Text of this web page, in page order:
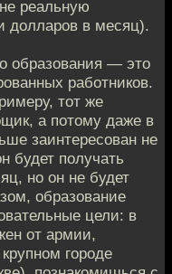
реальную
долларов в месяц).
образования — это
работников.
тот же
а потому даже в
заинтересован не
будет получать
но он не будет
образование
цели: в
от армии,
городе